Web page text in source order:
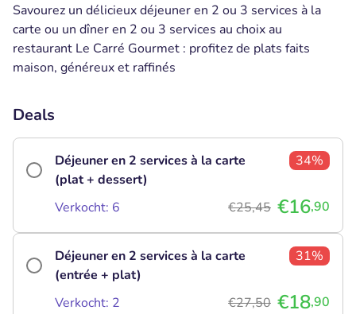
Savourez un délicieux déjeuner en 2 ou 3 services à la
carte ou un dîner en 2 ou 3 services au choix au
restaurant Le Carré Gourmet : profitez de plats faits
maison, généreux et raffinés
Deals
Déjeuner en 2 services à la carte
(plat + dessert)
34%
Verkocht: 6 €25,45 €16,90
Déjeuner en 2 services à la carte
(entrée + plat)
31%
Verkocht: 2 €27,50 €18,90